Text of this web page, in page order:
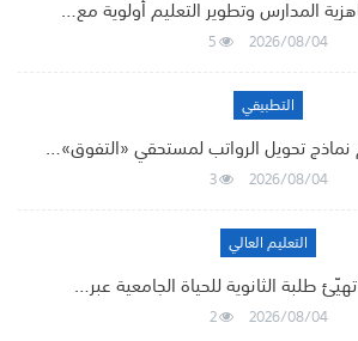
المدارس وتطوير التعليم أولوية مع…
2026/08/04
5
التطبيقي
تحويل الرواتب لمستحقي «التفوق»…
2026/08/04
3
التعليم العالي
طلبة الثانوية للحياة الجامعية عبر…
2026/08/04
2